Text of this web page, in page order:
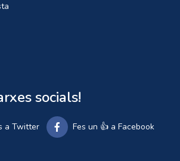
socials!
a Twitter Fes un 👍 a Facebook